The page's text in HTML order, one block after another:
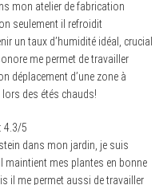
mon atelier de fabrication
seulement il refroidit
un taux d’humidité idéal, crucial
me permet de travailler
déplacement d’une zone à
lors des étés chauds!
4.3/5
dans mon jardin, je suis
maintient mes plantes en bonne
il me permet aussi de travailler